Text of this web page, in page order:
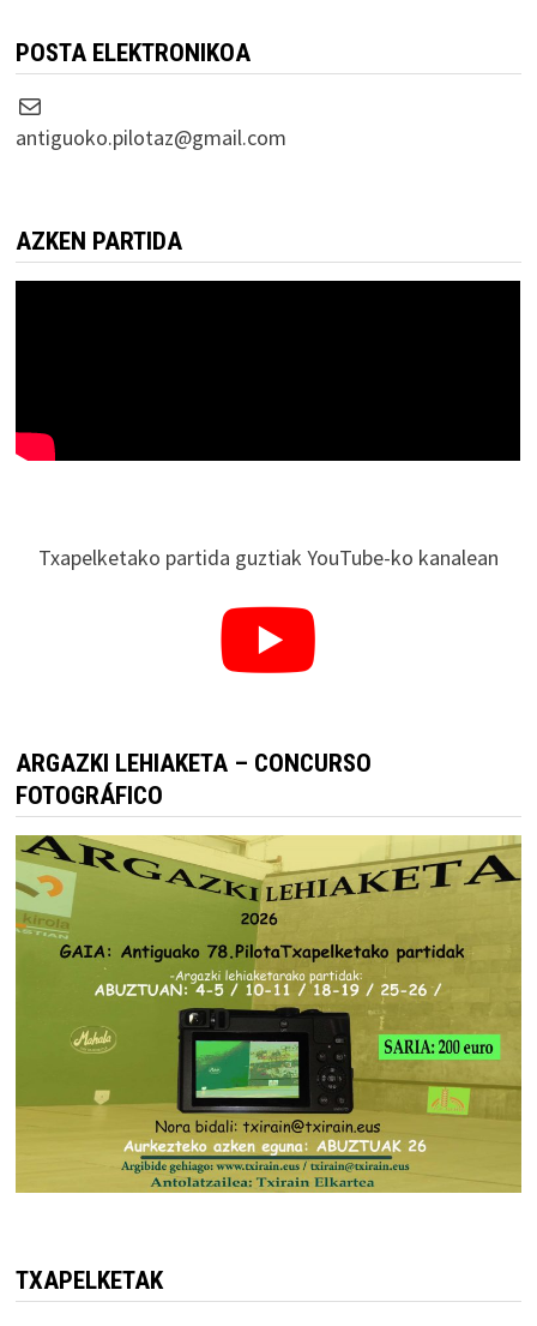
POSTA ELEKTRONIKOA
Correo electrónico
antiguoko.pilotaz@gmail.com
AZKEN PARTIDA
Txapelketako partida guztiak YouTube-ko kanalean
ARGAZKI LEHIAKETA – CONCURSO
FOTOGRÁFICO
TXAPELKETAK